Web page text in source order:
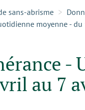
sans-abrisme
moyenne -
au 7